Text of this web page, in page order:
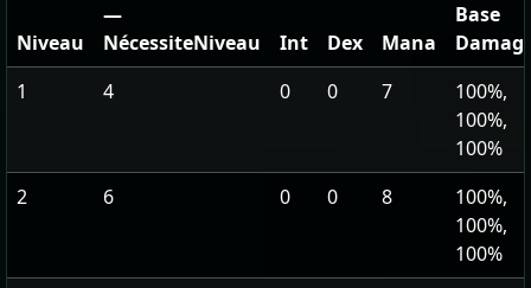
Niveau
—
NécessiteNiveau
Int Dex Mana
Base
1
4 0 0 7
100%,
100%,
100%
2
6 0 0 8
100%,
100%,
100%